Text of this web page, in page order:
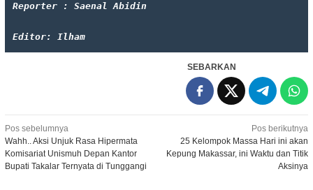
Reporter : Saenal Abidin
Editor: Ilham
SEBARKAN
Navigasi
pos
Pos sebelumnya
Wahh.. Aksi Unjuk Rasa Hipermata
Komisariat Unismuh Depan Kantor
Bupati Takalar Ternyata di Tunggangi
Pos berikutnya
25 Kelompok Massa Hari ini akan
Kepung Makassar, ini Waktu dan Titik
Aksinya